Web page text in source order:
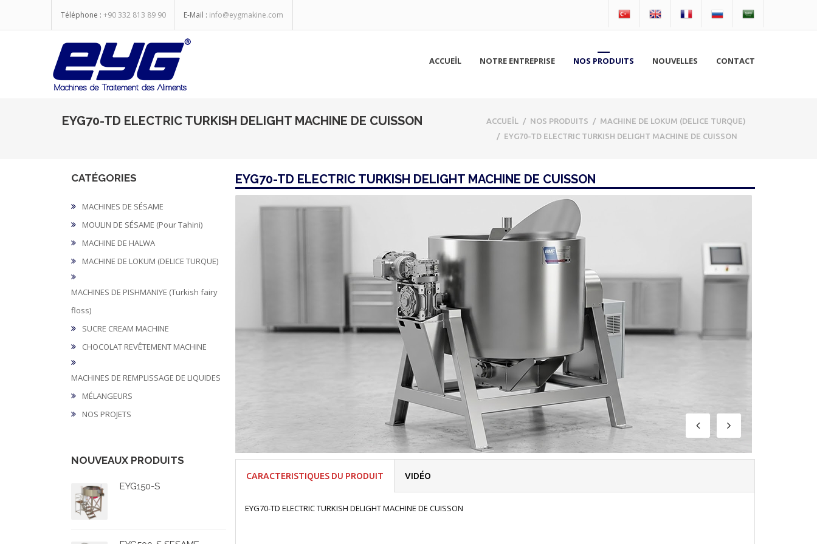
Téléphone : +90 332 813 89 90 E-Mail : info@eygmakine.com
ACCUEİL NOTRE ENTREPRISE NOS PRODUITS NOUVELLES CONTACT
EYG70-TD ELECTRIC TURKISH DELIGHT MACHINE DE CUISSON ACCUEİL / NOS PRODUITS / MACHINE DE LOKUM (DELICE TURQUE)
/ EYG70-TD ELECTRIC TURKISH DELIGHT MACHINE DE CUISSON
CATÉGORIES
MACHINES DE SÉSAME
MOULIN DE SÉSAME (Pour Tahini)
MACHINE DE HALWA
MACHINE DE LOKUM (DELICE TURQUE)
MACHINES DE PISHMANIYE (Turkish fairy
floss)
SUCRE CREAM MACHINE
CHOCOLAT REVÊTEMENT MACHINE
MACHINES DE REMPLISSAGE DE LIQUIDES
MÉLANGEURS
NOS PROJETS
NOUVEAUX PRODUITS
EYG150-S
EYG70-TD ELECTRIC TURKISH DELIGHT MACHINE DE CUISSON
CARACTERISTIQUES DU PRODUIT VIDÉO
EYG70-TD ELECTRIC TURKISH DELIGHT MACHINE DE CUISSON